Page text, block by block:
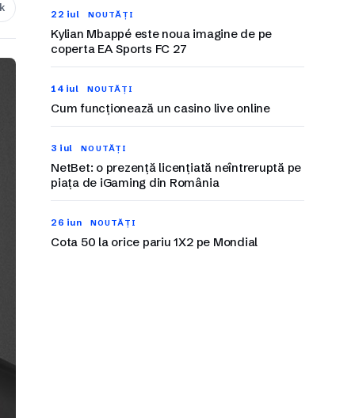
22 iul NOUTĂȚI
Kylian Mbappé este noua imagine de pe
coperta EA Sports FC 27
14 iul NOUTĂȚI
Cum funcționează un casino live online
3 iul NOUTĂȚI
NetBet: o prezență licențiată neîntreruptă pe
piața de iGaming din România
26 iun NOUTĂȚI
Cota 50 la orice pariu 1X2 pe Mondial